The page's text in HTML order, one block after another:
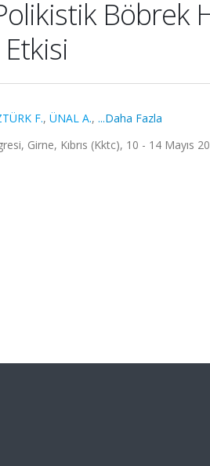
Böbrek
F., ÜNAL A., ...Daha Fazla
Girne, Kıbrıs (Kktc), 10 - 14 Mayıs